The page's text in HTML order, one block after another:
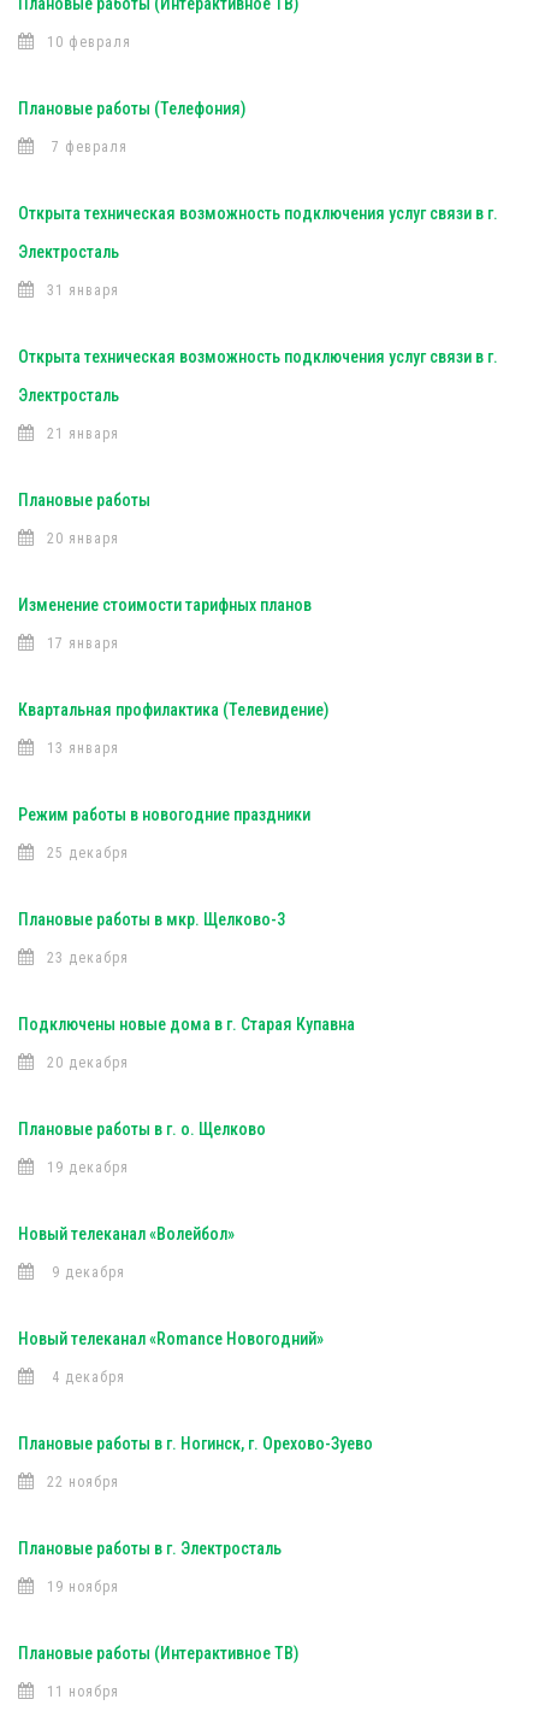
10 февраля
Плановые работы (Телефония)
7 февраля
Открыта техническая возможность подключения услуг связи в г.
Электросталь
31 января
Открыта техническая возможность подключения услуг связи в г.
Электросталь
21 января
Плановые работы
20 января
Изменение стоимости тарифных планов
17 января
Квартальная профилактика (Телевидение)
13 января
Режим работы в новогодние праздники
25 декабря
Плановые работы в мкр. Щелково-3
23 декабря
Подключены новые дома в г. Старая Купавна
20 декабря
Плановые работы в г. о. Щелково
19 декабря
Новый телеканал «Волейбол»
9 декабря
Новый телеканал «Romance Новогодний»
4 декабря
Плановые работы в г. Ногинск, г. Орехово-Зуево
22 ноября
Плановые работы в г. Электросталь
19 ноября
Плановые работы (Интерактивное ТВ)
11 ноября